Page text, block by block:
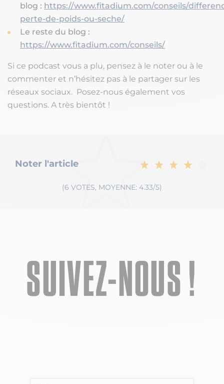
blog : https://www.fitadium.com/conseils/
perte-de-poids-ou-seche/
Le reste du blog :
https://www.fitadium.com/conseils/
Si ce podcast vous a plu, pensez à le noter ou à le
commenter et n’hésitez pas à le partager sur les
réseaux sociaux. Posez-nous également vos
questions. A très bientôt !
Noter l'article
(6 VOTES, MOYENNE: 4.33/5)
SUIVEZ-NOUS !